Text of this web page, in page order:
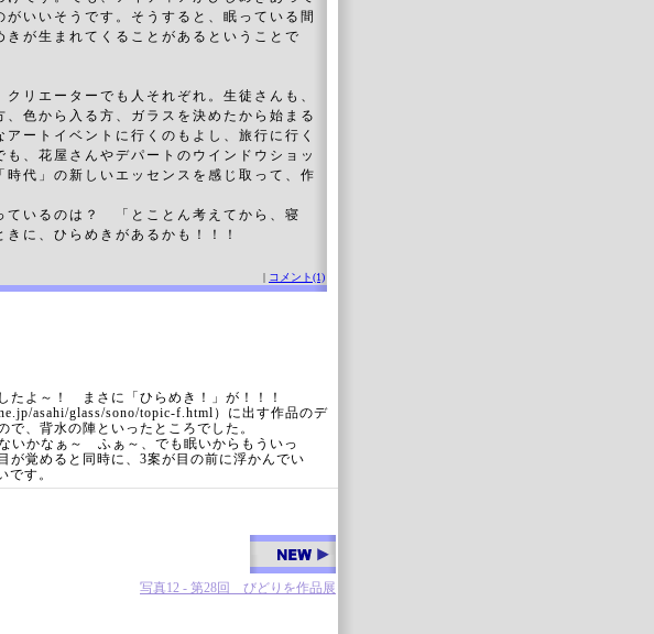
いいそうです。そうすると、眠っている間
が生まれてくることがあるということで
リエーターでも人それぞれ。生徒さんも、
色から入る方、ガラスを決めたから始まる
ートイベントに行くのもよし、旅行に行く
、花屋さんやデパートのウインドウショッ
代」の新しいエッセンスを感じ取って、作
いるのは？ 「とことん考えてから、寝
に、ひらめきがあるかも！！！
| コメント(1)
たよ～！ まさに「ひらめき！」が！！！
asahi/glass/sono/topic-f.html）に出す作品のデ
、背水の陣といったところでした。
かなぁ～ ふぁ～、でも眠いからもういっ
覚めると同時に、3案が目の前に浮かんでい
す。
写真12 - 第28回 びどりを作品展